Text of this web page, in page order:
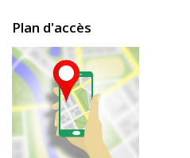
Plan d'accès